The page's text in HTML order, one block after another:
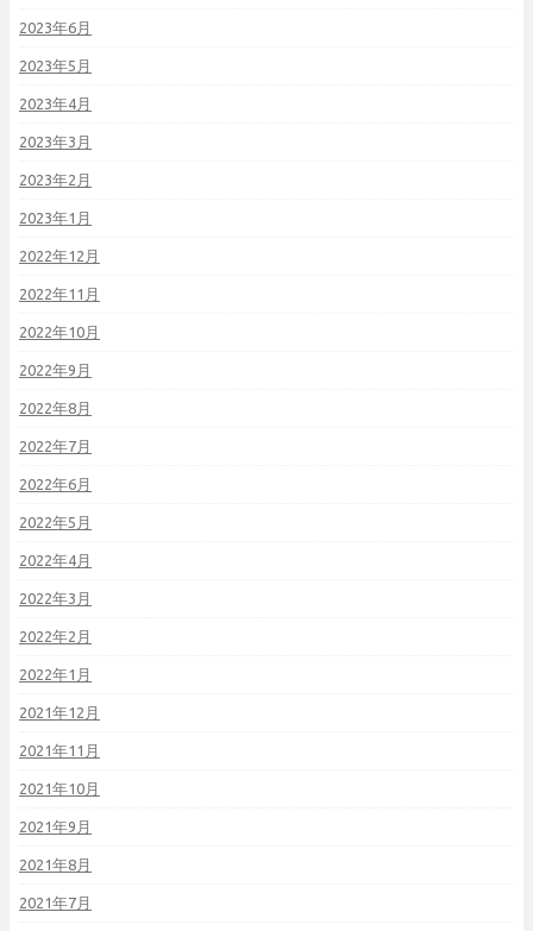
2023年6月
2023年5月
2023年4月
2023年3月
2023年2月
2023年1月
2022年12月
2022年11月
2022年10月
2022年9月
2022年8月
2022年7月
2022年6月
2022年5月
2022年4月
2022年3月
2022年2月
2022年1月
2021年12月
2021年11月
2021年10月
2021年9月
2021年8月
2021年7月